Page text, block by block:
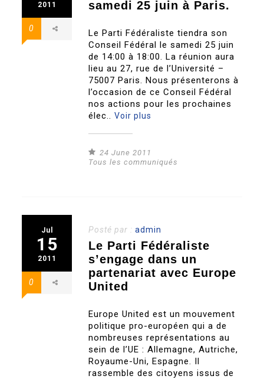
2011
0
samedi 25 juin à Paris.
Le Parti Fédéraliste tiendra son
Conseil Fédéral le samedi 25 juin
de 14:00 à 18:00. La réunion aura
lieu au 27, rue de l’Université –
75007 Paris. Nous présenterons à
l’occasion de ce Conseil Fédéral
nos actions pour les prochaines
élec..Voir plus
24 June 2011
Tous les communiqués
Jul
15
2011
0
Posté par :admin
Le Parti Fédéraliste
s’engage dans un
partenariat avec Europe
United
Europe United est un mouvement
politique pro-européen qui a de
nombreuses représentations au
sein de l’UE : Allemagne, Autriche,
Royaume-Uni, Espagne. Il
rassemble des citoyens issus de